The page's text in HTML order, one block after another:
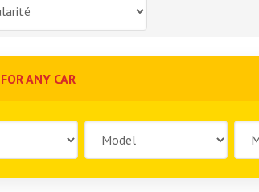
FOR ANY CAR